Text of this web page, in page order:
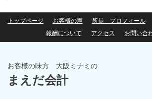
トップページ お客様の声 所長 プロフィール
報酬について
アクセス お問い合
お客様の味方 大阪ミナミの
まえだ会計